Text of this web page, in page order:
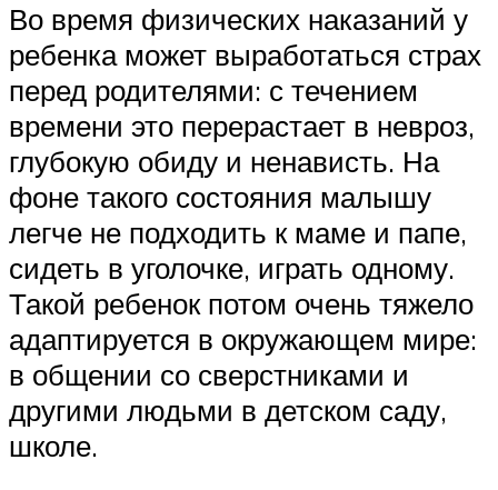
Во время физических наказаний у
ребенка может выработаться страх
перед родителями: с течением
времени это перерастает в невроз,
глубокую обиду и ненависть. На
фоне такого состояния малышу
легче не подходить к маме и папе,
сидеть в уголочке, играть одному.
Такой ребенок потом очень тяжело
адаптируется в окружающем мире:
в общении со сверстниками и
другими людьми в детском саду,
школе.